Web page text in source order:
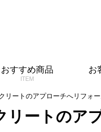
おすすめ商品 お
リートのアプローチへリフォ
リートのア